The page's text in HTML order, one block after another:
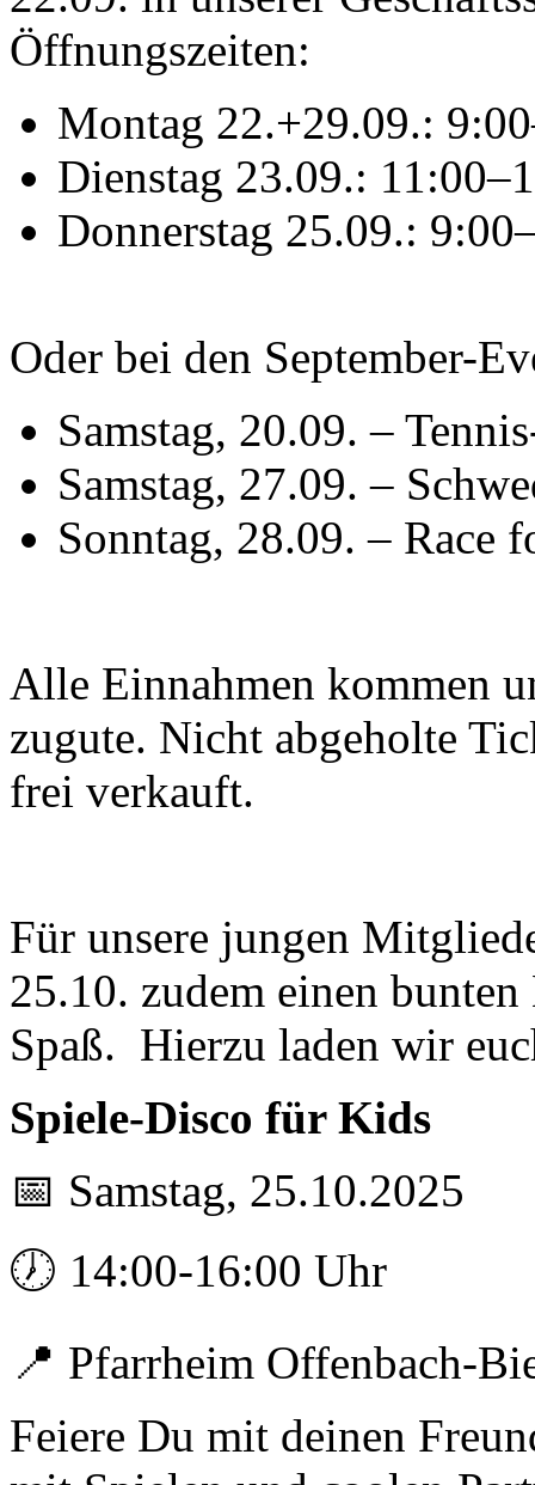
Öffnungszeiten:
Montag 22.+29.09.:
Dienstag 23.09.:
Donnerstag 25.09.:
Oder bei den September-
Samstag, 20.09. –
Samstag, 27.09. –
Sonntag, 28.09. – Race
Alle Einnahmen kommen
zugute. Nicht abgeholte
frei verkauft.
Für unsere jungen
25.10. zudem einen
Spaß. Hierzu laden wir
Spiele-Disco für Kids
📅 Samstag, 25.10.2025
🕖 14:00-16:00 Uhr
📍 Pfarrheim Offenbach-
Feiere Du mit deinen